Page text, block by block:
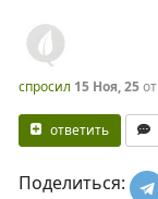
спросил 15 Ноя, 25от
ответить
Поделиться: